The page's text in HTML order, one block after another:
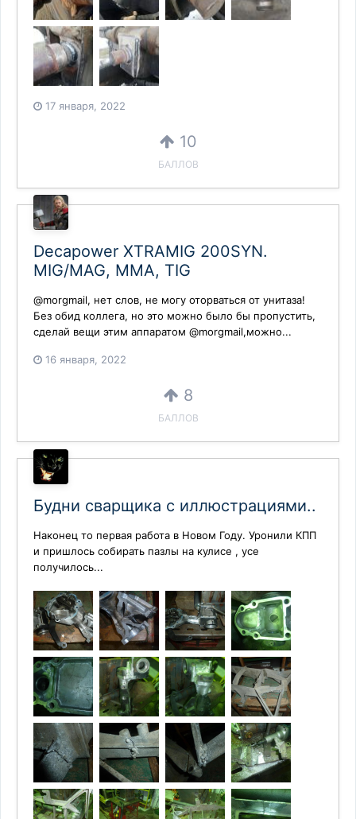
17 января, 2022
10
БАЛЛОВ
Decapower XTRAMIG 200SYN.
MIG/MAG, MMA, TIG
@morgmail, нет слов, не могу оторваться от унитаза!
Без обид коллега, но это можно было бы пропустить,
сделай вещи этим аппаратом @morgmail,можно...
16 января, 2022
8
БАЛЛОВ
Будни сварщика с иллюстрациями..
Наконец то первая работа в Новом Году. Уронили КПП
и пришлось собирать пазлы на кулисе , усе
получилось...